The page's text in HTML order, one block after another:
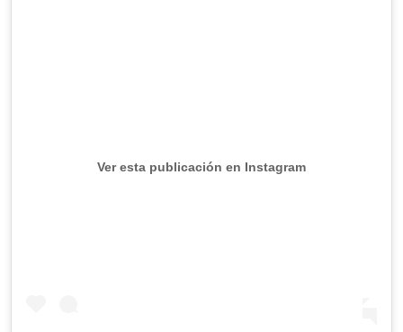
Ver esta publicación en Instagram